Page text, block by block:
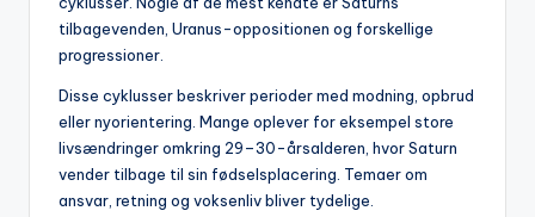
tilbagevenden, Uranus-oppositionen og forskellige
progressioner.
Disse cyklusser beskriver perioder med modning, opbrud
eller nyorientering. Mange oplever for eksempel store
livsændringer omkring 29–30-årsalderen, hvor Saturn
vender tilbage til sin fødselsplacering. Temaer om
ansvar, retning og voksenliv bliver tydelige.